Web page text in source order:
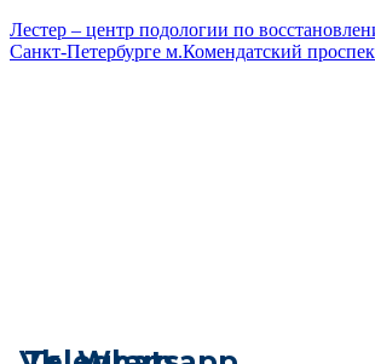
Лестер – центр подологии по
Санкт-Петербурге м.Комендатский